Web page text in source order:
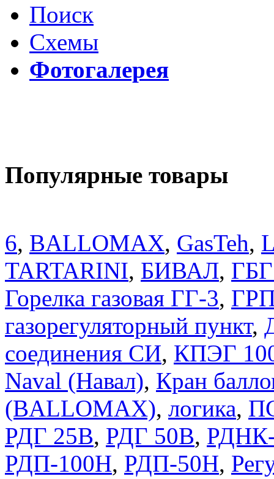
Поиск
Схемы
Фотогалерея
Популярные товары
6, BALLOMAX, GasTeh,
TARTARINI, БИВАЛ,
Горелка газовая ГГ-3,
газорегуляторный пункт,
соединения СИ, КПЭГ
Naval (Навал), Кран
(BALLOMAX), логика,
РДГ 25В, РДГ 50В,
РДП-100Н, РДП-50Н,